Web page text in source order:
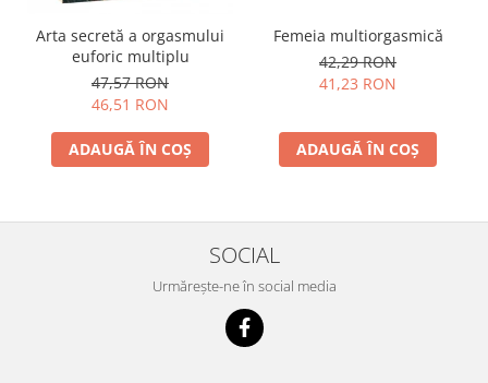
Arta secretă a orgasmului
euforic multiplu
47,57 RON
46,51 RON
ADAUGĂ ÎN COȘ
Femeia multiorgasmică
42,29 RON
41,23 RON
ADAUGĂ ÎN COȘ
SOCIAL
Urmărește-ne în social media